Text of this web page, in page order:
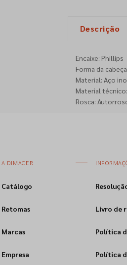
Descrição
Encaixe: Phillips
Forma da
Material: Aço
Material
Rosca:
A DIMACER
Catálogo
Retomas
Marcas
Empresa
Livro de
Política
Política